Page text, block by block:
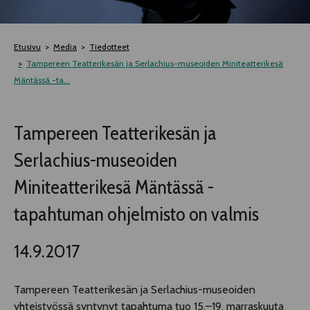
TELTTALAB
OFF TAMPERE
MUU OHJELMISTO
Etusivu Media
Tiedotteet
Tampereen Teatterikesän ja Serlachius-museoiden Miniteatterikesä
Mäntässä -ta...
Tampereen Teatterikesän ja
Serlachius-museoiden
Miniteatterikesä Mäntässä -
tapahtuman ohjelmisto on valmis
14.9.2017
Tampereen Teatterikesän ja Serlachius-museoiden
yhteistyössä syntynyt tapahtuma tuo 15.–19. marraskuuta